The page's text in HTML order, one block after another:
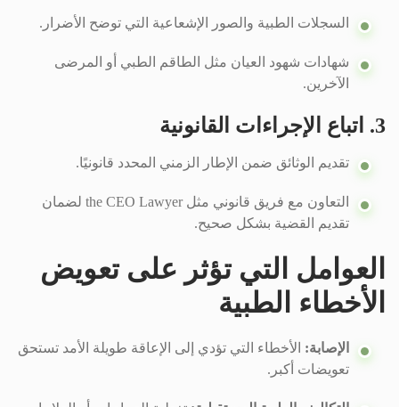
السجلات الطبية والصور الإشعاعية التي توضح الأضرار.
شهادات شهود العيان مثل الطاقم الطبي أو المرضى
الآخرين.
3. اتباع الإجراءات القانونية
تقديم الوثائق ضمن الإطار الزمني المحدد قانونيًا.
التعاون مع فريق قانوني مثل the CEO Lawyer لضمان
تقديم القضية بشكل صحيح.
العوامل التي تؤثر على تعويض
الأخطاء الطبية
الإصابة: الأخطاء التي تؤدي إلى الإعاقة طويلة الأمد تستحق
تعويضات أكبر.